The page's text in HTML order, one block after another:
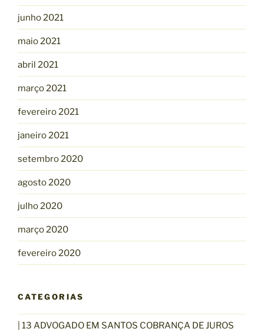
junho 2021
maio 2021
abril 2021
março 2021
fevereiro 2021
janeiro 2021
setembro 2020
agosto 2020
julho 2020
março 2020
fevereiro 2020
CATEGORIAS
| 13 ADVOGADO EM SANTOS COBRANÇA DE JUROS